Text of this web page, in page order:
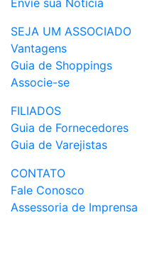
Envie sua Notícia
SEJA UM ASSOCIADO
Vantagens
Guia de Shoppings
Associe-se
FILIADOS
Guia de Fornecedores
Guia de Varejistas
CONTATO
Fale Conosco
Assessoria de Imprensa